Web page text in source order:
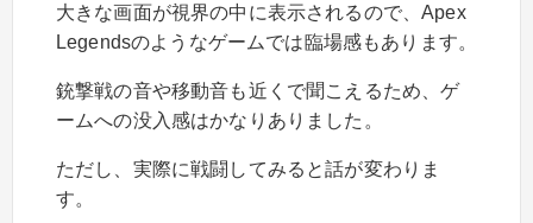
大きな画面が視界の中に表示されるので、Apex
Legendsのようなゲームでは臨場感もあります。
銃撃戦の音や移動音も近くで聞こえるため、ゲ
ームへの没入感はかなりありました。
ただし、実際に戦闘してみると話が変わりま
す。